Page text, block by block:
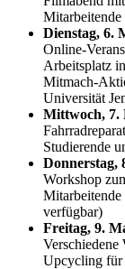
Mitarbeitende
Dienstag, 6.
Online-
Arbeitsplatz
Mitmach-
Universität
Mittwoch,
Studierende
Donnerstag,
Workshop
verfügbar)
Freitag, 9.
Verschiedene
Upcycling für